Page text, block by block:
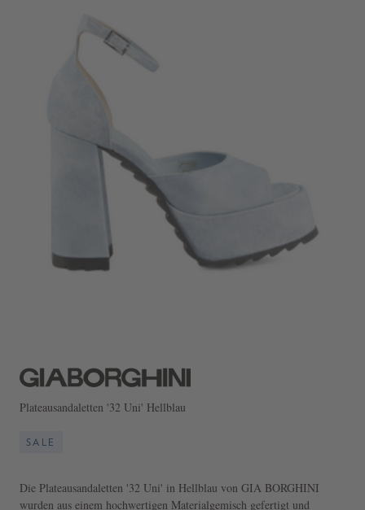
Plateausandaletten '32 Uni' Hellblau
SALE
Die Plateausandaletten '32 Uni' in Hellblau von GIA BORGHINI
wurden aus einem hochwertigen Materialgemisch gefertigt und